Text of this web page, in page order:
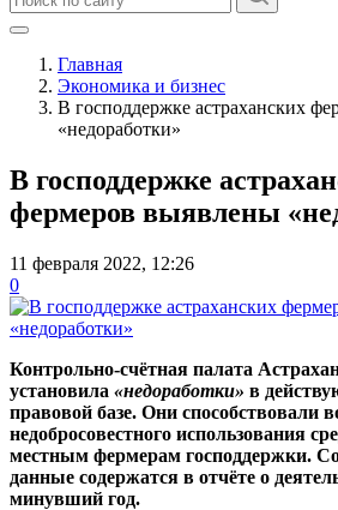
Главная
Экономика и бизнес
В господдержке астраханских
«недоработки»
В господдержке
фермеров выявлены
11 февраля 2022, 12:26
0
Контрольно-счётная палата
установила «недоработки» в
правовой базе. Они способствовали
недобросовестного использования
местным фермерам господдержки.
данные содержатся в отчёте о
минувший год.